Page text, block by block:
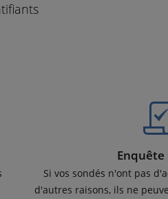
Si vos sondés n'ont pas
d'autres raisons, ils ne